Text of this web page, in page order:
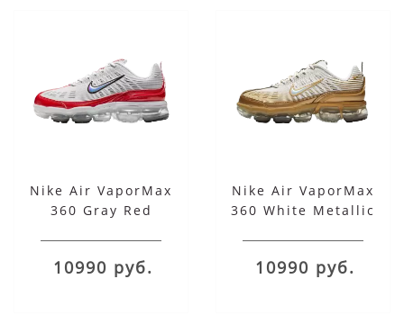
Nike Air VaporMax
360 Gray Red
10990 руб.
Nike Air VaporMax
360 White Metallic
10990 руб.